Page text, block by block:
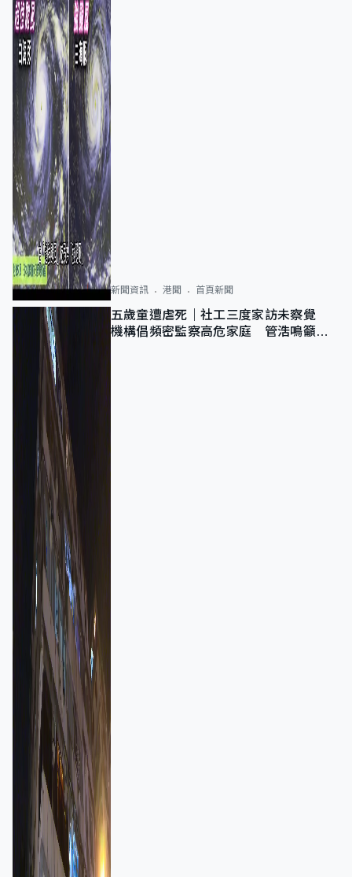
新聞資訊 港聞 首頁新聞
五歲童遭虐死｜社工三度家訪未察覺
機構倡頻密監察高危家庭 管浩鳴籲加